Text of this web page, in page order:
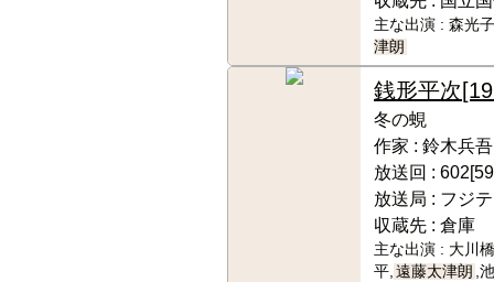
主な出演 : 森光
津朗
銭形平次
冬の蜆
作家 : 鈴木兵吾
放送回 :
放送局 : フジ
収蔵先 : 倉庫
主な出演 : 大川
平, 遠藤太津朗 ,